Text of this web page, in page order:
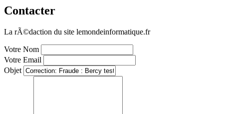
Contacter
La rÃ©daction du site lemondeinformatique.fr
Votre Nom
Votre Email
Objet